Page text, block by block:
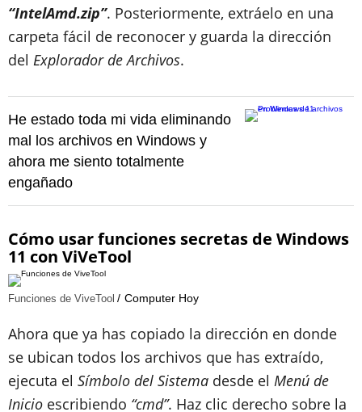
“IntelAmd.zip”. Posteriormente, extráelo en una
carpeta fácil de reconocer y guarda la dirección
del Explorador de Archivos.
He estado toda mi vida eliminando
mal los archivos en Windows y
ahora me siento totalmente
engañado
Cómo usar funciones secretas de Windows
11 con ViVeTool
Funciones de ViveTool Computer Hoy
Ahora que ya has copiado la dirección en donde
se ubican todos los archivos que has extraído,
ejecuta el Símbolo del Sistema desde el Menú de
Inicio escribiendo “cmd”. Haz clic derecho sobre la